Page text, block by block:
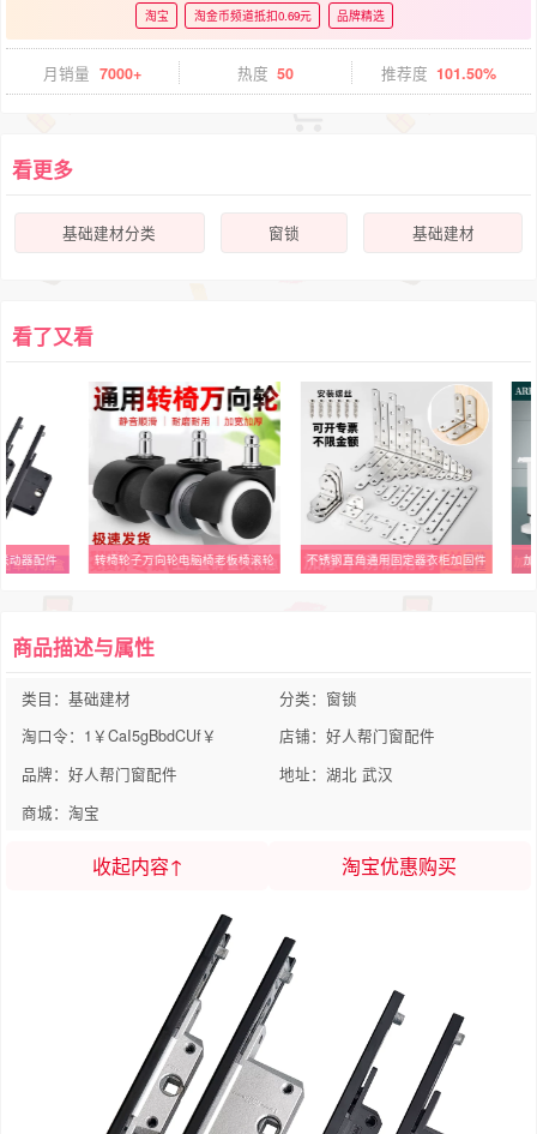
淘宝 淘金币频道抵扣0.69元 品牌精选
月销量 7000+ 热度 50 推荐度 101.50%
看更多
基础建材分类 窗锁 基础建材
看了又看
动器配件 转椅轮子万向轮电脑椅老板椅滚轮 不锈钢直角通用固定器衣柜加固件
商品描述与属性
类目：基础建材
分类：窗锁
淘口令：1￥CaI5gBbdCUf￥
店铺：好人帮门窗配件
品牌：好人帮门窗配件
地址：湖北 武汉
商城：淘宝
收起内容↑ 淘宝优惠购买